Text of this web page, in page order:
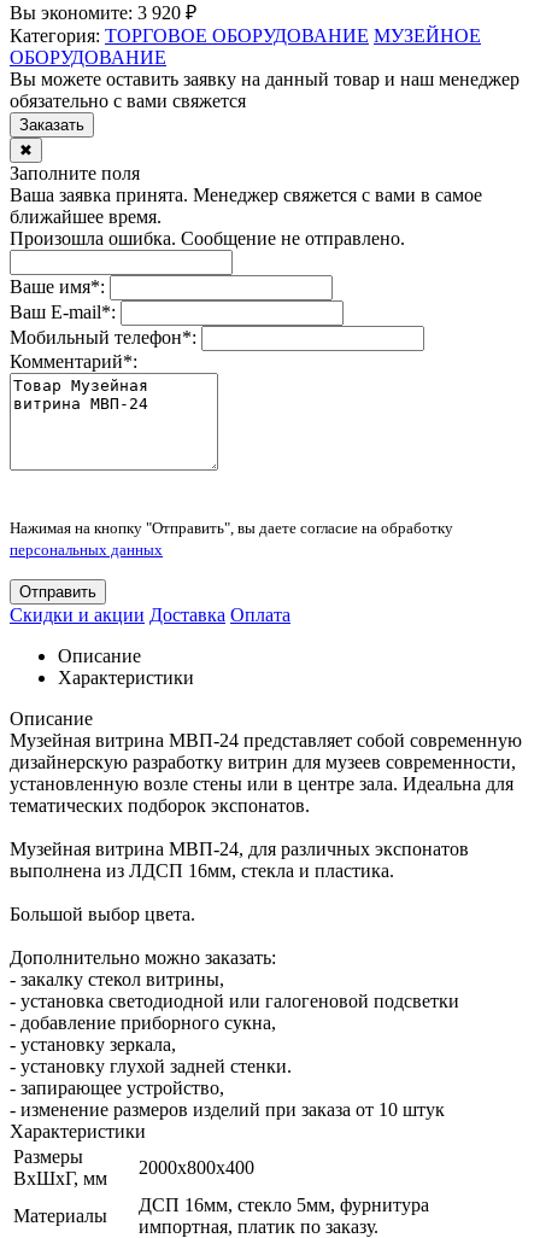
Вы экономите: 3 920 ₽
Категория: ТОРГОВОЕ ОБОРУДОВАНИЕ МУЗЕЙНОЕ
ОБОРУДОВАНИЕ
Вы можете оставить заявку на данный товар и наш менеджер
обязательно с вами свяжется
Заказать
✖
Заполните поля
Ваша заявка принята. Менеджер свяжется с вами в самое
ближайшее время.
Произошла ошибка. Сообщение не отправлено.
Ваше имя*:
Ваш E-mail*:
Мобильный телефон*:
Комментарий*:
Нажимая на кнопку "Отправить", вы даете согласие на обработку
персональных данных
Отправить
Скидки и акции Доставка Оплата
Описание
Характеристики
Описание
Музейная витрина МВП-24 представляет собой современную
дизайнерскую разработку витрин для музеев современности,
установленную возле стены или в центре зала. Идеальна для
тематических подборок экспонатов.
Музейная витрина МВП-24, для различных экспонатов
выполнена из ЛДСП 16мм, стекла и пластика.
Большой выбор цвета.
Дополнительно можно заказать:
- закалку стекол витрины,
- установка светодиодной или галогеновой подсветки
- добавление приборного сукна,
- установку зеркала,
- установку глухой задней стенки.
- запирающее устройство,
- изменение размеров изделий при заказа от 10 штук
Характеристики
Размеры
ВхШхГ, мм
2000х800х400
Материалы
ДСП 16мм, стекло 5мм, фурнитура
импортная, платик по заказу.